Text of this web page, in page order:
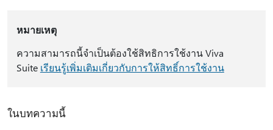
หมายเหตุ
ความสามารถนี้จําเป็นต้องใช้สิทธิการใช้งาน Viva
Suite เรียนรู้เพิ่มเติมเกี่ยวกับการให้สิทธิ์การใช้งาน
ในบทความนี้